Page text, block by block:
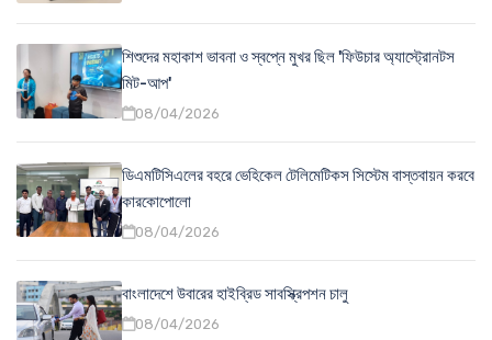
শিশুদের মহাকাশ ভাবনা ও স্বপ্নে মুখর ছিল 'ফিউচার অ্যাস্ট্রোনটস
মিট-আপ'
08/04/2026
ডিএমটিসিএলের বহরে ভেহিকেল টেলিমেটিকস সিস্টেম বাস্তবায়ন করবে
কারকোপোলো
08/04/2026
বাংলাদেশে উবারের হাইব্রিড সাবস্ক্রিপশন চালু
08/04/2026